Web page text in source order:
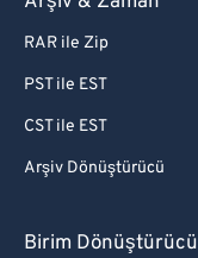
RAR ile Zip
PST ile EST
CST ile EST
Arşiv Dönüştürücü
Birim Dönüştürücü